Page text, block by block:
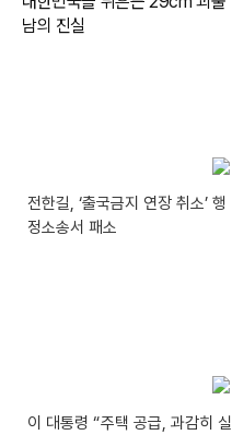
전한길, ‘출국금지 연장 취소’ 행
정소송서 패소
이 대통령 “주택 공급, 과감히 실